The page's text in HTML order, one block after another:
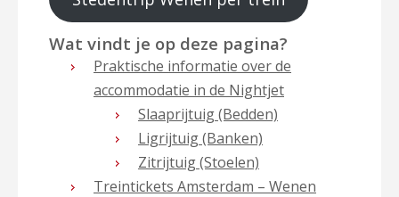
Wat vindt je op deze pagina?
Praktische informatie over de
accommodatie in de Nightjet
Slaaprijtuig (Bedden)
Ligrijtuig (Banken)
Zitrijtuig (Stoelen)
Treintickets Amsterdam – Wenen